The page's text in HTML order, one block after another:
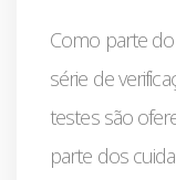
Como parte
série de
testes são
parte dos